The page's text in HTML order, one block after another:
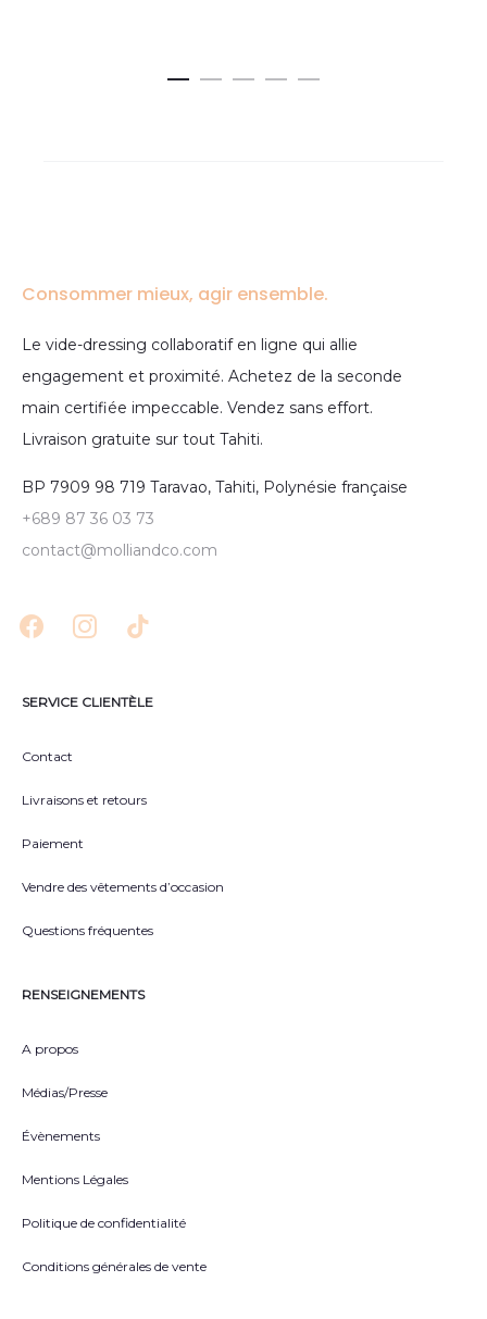
Consommer mieux, agir ensemble.
Le vide-dressing collaboratif en ligne qui allie
engagement et proximité. Achetez de la seconde
main certifiée impeccable. Vendez sans effort.
Livraison gratuite sur tout Tahiti.
BP 7909 98 719 Taravao, Tahiti, Polynésie française
+689 87 36 03 73
contact@molliandco.com
SERVICE CLIENTÈLE
Contact
Livraisons et retours
Paiement
Vendre des vêtements d’occasion
Questions fréquentes
RENSEIGNEMENTS
A propos
Médias/Presse
Évènements
Mentions Légales
Politique de confidentialité
Conditions générales de vente